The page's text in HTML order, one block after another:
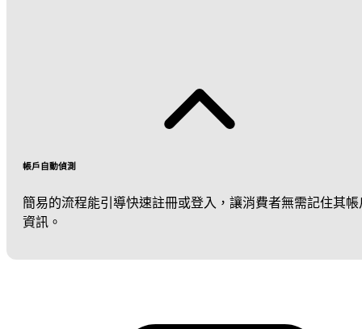
帳戶自動偵測
簡易的流程能引導快速註冊或登入，讓消費者無需記住其帳
資訊。